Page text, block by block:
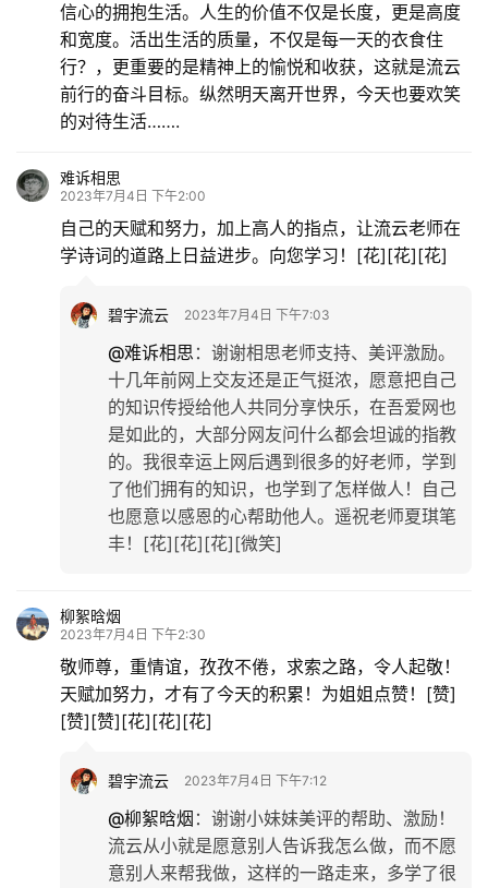
信心的拥抱生活。人生的价值不仅是长度，更是高度
和宽度。活出生活的质量，不仅是每一天的衣食住
行？，更重要的是精神上的愉悦和收获，这就是流云
前行的奋斗目标。纵然明天离开世界，今天也要欢笑
的对待生活…….
难诉相思
2023年7月4日 下午2:00
自己的天赋和努力，加上高人的指点，让流云老师在
学诗词的道路上日益进步。向您学习！[花][花][花]
碧宇流云 2023年7月4日 下午7:03
@难诉相思 ： 谢谢相思老师支持、美评激励。
十几年前网上交友还是正气挺浓，愿意把自己
的知识传授给他人共同分享快乐，在吾爱网也
是如此的，大部分网友问什么都会坦诚的指教
的。我很幸运上网后遇到很多的好老师，学到
了他们拥有的知识，也学到了怎样做人！自己
也愿意以感恩的心帮助他人。遥祝老师夏琪笔
丰！[花][花][花][微笑]
柳絮晗烟
2023年7月4日 下午2:30
敬师尊，重情谊，孜孜不倦，求索之路，令人起敬！
天赋加努力，才有了今天的积累！为姐姐点赞！[赞]
[赞][赞][花][花][花]
碧宇流云 2023年7月4日 下午7:12
@柳絮晗烟 ： 谢谢小妹妹美评的帮助、激励！
流云从小就是愿意别人告诉我怎么做，而不愿
意别人来帮我做，这样的一路走来，多学了很